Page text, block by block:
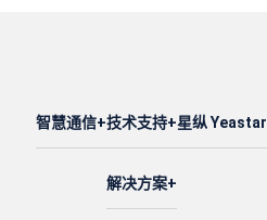
智慧通信 技术支持
解决方案
星纵 Yeastar